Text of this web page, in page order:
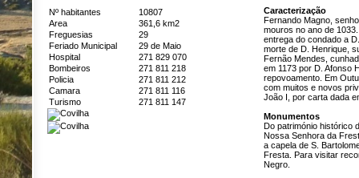
Nº habitantes
10807
Area
361,6 km2
Freguesias
29
Feriado Municipal
29 de Maio
Hospital
271 829 070
Bombeiros
271 811 218
Policia
271 811 212
Camara
271 811 116
Turismo
271 811 147
Caracterização
Fernando Magno,
mouros no ano de
entrega do condado a
morte de D. Henrique,
Fernão Mendes,
em 1173 por D. Afonso
repovoamento. Em
com muitos e novos
João I, por carta dada
Monumentos
Do património histórico
Nossa Senhora da
a capela de S.
Fresta. Para visitar
Negro.